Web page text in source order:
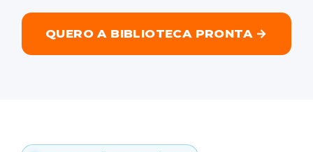
QUERO A BIBLIOTECA PRONTA →